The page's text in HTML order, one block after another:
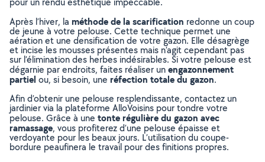
Après l’hiver, la méthode de la scarification redonne un coup
de jeune à votre pelouse. Cette technique permet une
aération et une densification de votre gazon. Elle désagrège
et incise les mousses présentes mais n’agit cependant pas
sur l’élimination des herbes indésirables. Si votre pelouse est
dégarnie par endroits, faites réaliser unengazonnement
partiel ou, si besoin, une réfection totale du gazon.
Afin d’obtenir une pelouse resplendissante, contactez un
jardinier via la plateforme AlloVoisins pour tondre votre
pelouse. Grâce à une tonte régulière du gazon avec
ramassage, vous profiterez d’une pelouse épaisse et
verdoyante pour les beaux jours. L’utilisation du coupe-
bordure peaufinera le travail pour des finitions propres.